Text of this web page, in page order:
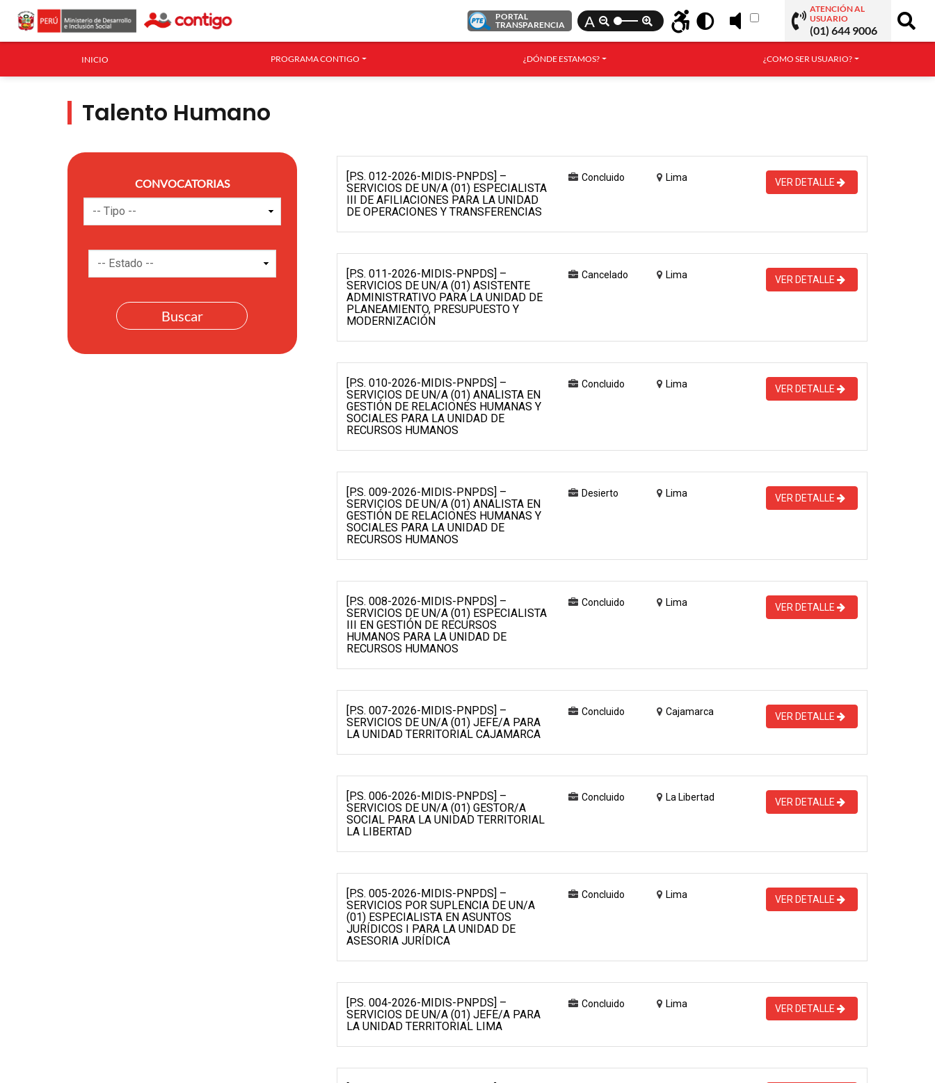
PORTAL
TRANSPARENCIA
A
ATENCIÓN AL
USUARIO
(01) 644 9006
INICIO PROGRAMA CONTIGO ¿DÓNDE ESTAMOS? ¿COMO SER USUARIO?
Talento Humano
CONVOCATORIAS
[P.S. 012-2026-MIDIS-PNPDS] –
SERVICIOS DE UN/A (01) ESPECIALISTA
III DE AFILIACIONES PARA LA UNIDAD
DE OPERACIONES Y TRANSFERENCIAS
Concluido Lima VER DETALLE
[P.S. 011-2026-MIDIS-PNPDS] –
SERVICIOS DE UN/A (01) ASISTENTE
ADMINISTRATIVO PARA LA UNIDAD DE
PLANEAMIENTO, PRESUPUESTO Y
MODERNIZACIÓN
Cancelado Lima VER DETALLE
[P.S. 010-2026-MIDIS-PNPDS] –
SERVICIOS DE UN/A (01) ANALISTA EN
GESTIÓN DE RELACIONES HUMANAS Y
SOCIALES PARA LA UNIDAD DE
RECURSOS HUMANOS
Concluido Lima VER DETALLE
[P.S. 009-2026-MIDIS-PNPDS] –
SERVICIOS DE UN/A (01) ANALISTA EN
GESTIÓN DE RELACIONES HUMANAS Y
SOCIALES PARA LA UNIDAD DE
RECURSOS HUMANOS
Desierto Lima VER DETALLE
[P.S. 008-2026-MIDIS-PNPDS] –
SERVICIOS DE UN/A (01) ESPECIALISTA
III EN GESTIÓN DE RECURSOS
HUMANOS PARA LA UNIDAD DE
RECURSOS HUMANOS
Concluido Lima VER DETALLE
[P.S. 007-2026-MIDIS-PNPDS] –
SERVICIOS DE UN/A (01) JEFE/A PARA
LA UNIDAD TERRITORIAL CAJAMARCA
Concluido Cajamarca VER DETALLE
[P.S. 006-2026-MIDIS-PNPDS] –
SERVICIOS DE UN/A (01) GESTOR/A
SOCIAL PARA LA UNIDAD TERRITORIAL
LA LIBERTAD
Concluido La Libertad VER DETALLE
[P.S. 005-2026-MIDIS-PNPDS] –
SERVICIOS POR SUPLENCIA DE UN/A
(01) ESPECIALISTA EN ASUNTOS
JURÍDICOS I PARA LA UNIDAD DE
ASESORIA JURÍDICA
Concluido Lima VER DETALLE
[P.S. 004-2026-MIDIS-PNPDS] –
SERVICIOS DE UN/A (01) JEFE/A PARA
LA UNIDAD TERRITORIAL LIMA
Concluido Lima VER DETALLE